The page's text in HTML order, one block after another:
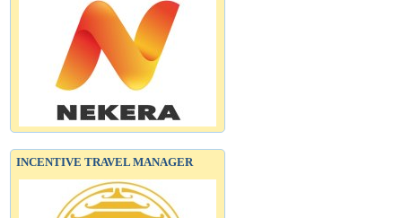
INCENTIVE TRAVEL MANAGER